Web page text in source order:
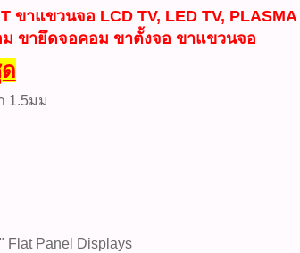
ขาแขวนจอ LCD TV, LED TV,
ขายึดจอคอม ขาตั้งจอ ขาแขวนจอ
1.5มม
Flat Panel Displays